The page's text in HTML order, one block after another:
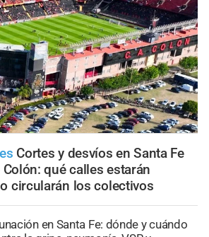
Cortes y desvíos en Santa Fe
qué calles estarán
circularán los colectivos
en Santa Fe: dónde y cuándo